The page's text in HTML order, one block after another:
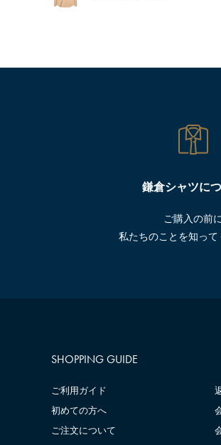
鎌倉シャツに
ご購入の前に
私たちのことを知って
SHOPPING GUIDE
ご利用ガイド
初めての方へ
ご注文について